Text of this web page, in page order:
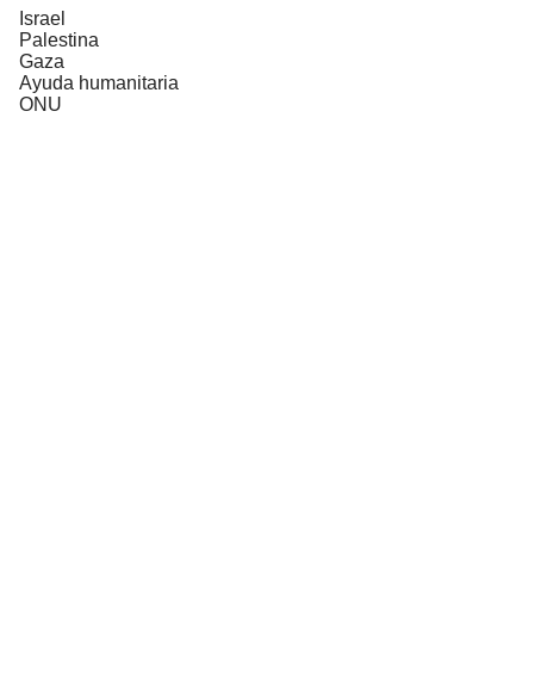
Israel
Palestina
Gaza
Ayuda humanitaria
ONU